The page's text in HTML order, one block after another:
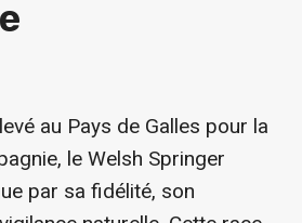
au Pays de Galles pour la
le Welsh Springer
par sa fidélité, son